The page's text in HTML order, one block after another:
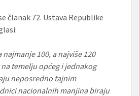
članak 72. Ustava Republike
100, a najviše 120
temelju općeg i jednakog
neposredno tajnim
nacionalnih manjina biraju